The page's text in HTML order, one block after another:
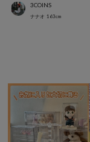
3COINS
ナナオ 163cm